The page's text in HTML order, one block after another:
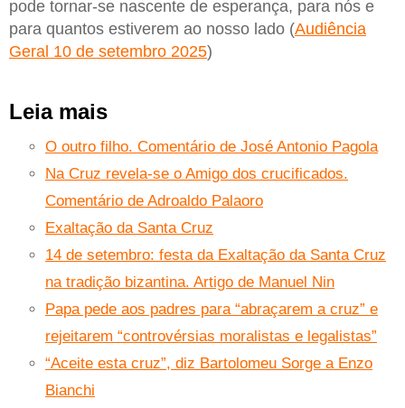
pode tornar-se nascente de esperança, para nós e
para quantos estiverem ao nosso lado (Audiência
Geral 10 de setembro 2025)
Leia mais
O outro filho. Comentário de José Antonio Pagola
Na Cruz revela-se o Amigo dos crucificados.
Comentário de Adroaldo Palaoro
Exaltação da Santa Cruz
14 de setembro: festa da Exaltação da Santa Cruz
na tradição bizantina. Artigo de Manuel Nin
Papa pede aos padres para “abraçarem a cruz” e
rejeitarem “controvérsias moralistas e legalistas”
“Aceite esta cruz”, diz Bartolomeu Sorge a Enzo
Bianchi